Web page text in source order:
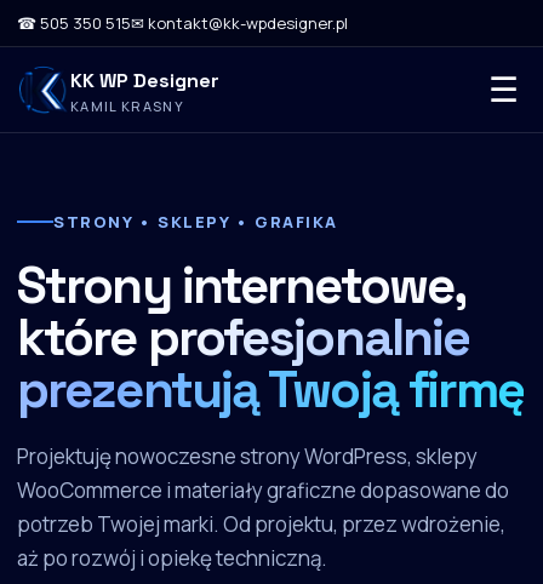
☎ 505 350 515✉ kontakt@kk-wpdesigner.pl
KK WP Designer
KAMIL KRASNY ☰
STRONY • SKLEPY • GRAFIKA
Strony internetowe,
które profesjonalnie
prezentują Twoją firmę
Projektuję nowoczesne strony WordPress, sklepy
WooCommerce i materiały graficzne dopasowane do
potrzeb Twojej marki. Od projektu, przez wdrożenie,
aż po rozwój i opiekę techniczną.